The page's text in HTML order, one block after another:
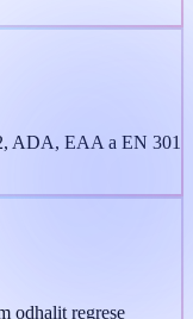
ADA, EAA a EN 301
odhalit regrese